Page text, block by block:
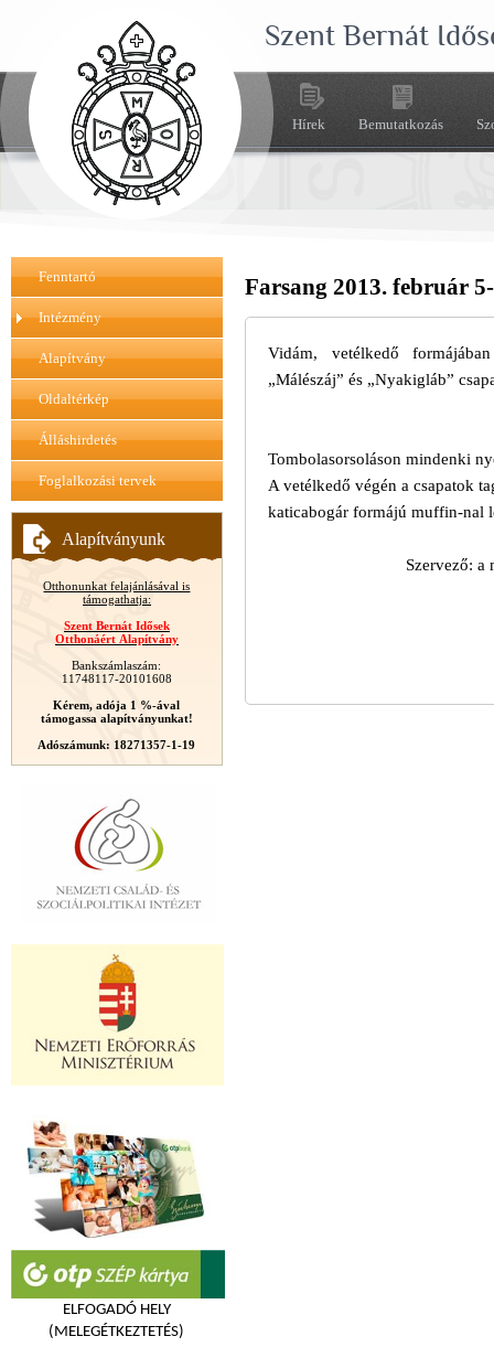
Szent Bernát
Hírek Bemutatkozás
Fenntartó
Intézmény
Alapítvány
Oldaltérkép
Álláshirdetés
Foglalkozási tervek
Alapítványunk
Otthonunkat felajánlásával is
támogathatja:
Szent Bernát Idősek
Otthonáért Alapítvány
Bankszámlaszám:
11748117-20101608
Kérem, adója 1 %-ával
támogassa alapítványunkat!
Adószámunk: 18271357-1-19
ELFOGADÓ HELY
(MELEGÉTKEZTETÉS)
Farsang 2013. február
Vidám, vetélkedő
„Málészáj” és „Nyakigláb”
Tombolasorsoláson mindenki
A vetélkedő végén a csapatok
katicabogár formájú muffin-nal
Szervező: a